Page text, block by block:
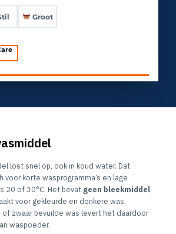
Groot
lost snel op, ook in koud water. Dat
voor korte wasprogramma’s en lage
20 of 30°C. Het bevat geen bleekmiddel,
voor gekleurde en donkere was.
zwaar bevuilde was levert het daardoor
waspoeder.